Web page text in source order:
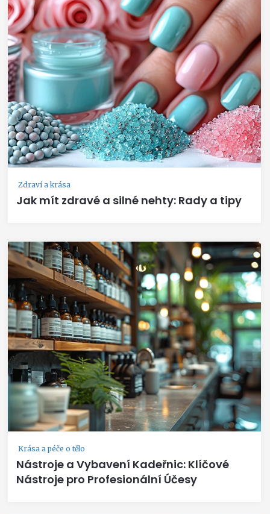
Zdraví a krása
Jak mít zdravé a silné nehty: Rady a tipy
Krása a péče o tělo
Nástroje a Vybavení Kadeřnic: Klíčové
Nástroje pro Profesionální Účesy